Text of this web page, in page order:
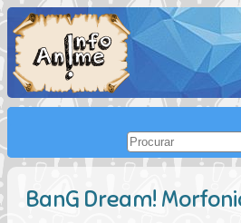
BanG Dream!